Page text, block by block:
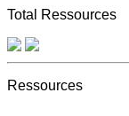
Total Ressources
Ressources